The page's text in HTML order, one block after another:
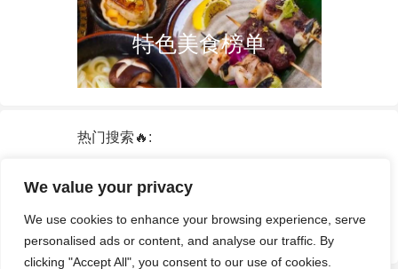
We value your privacy
We use cookies to enhance your browsing experience, serve
personalised ads or content, and analyse our traffic. By
clicking "Accept All", you consent to our use of cookies.
特色美食榜单
热门搜索🔥:
泰国
中国 火车票
签证
酒店